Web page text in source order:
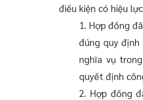
điều kiện có hiệu
1. Hợp đồng
đúng quy
nghĩa vụ
quyết định
2. Hợp đồng